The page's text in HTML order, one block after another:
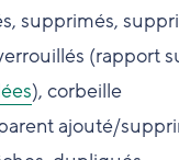
supprimés,
(rapport
), corbeille
ajouté/